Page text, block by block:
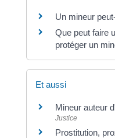
Un mineur
Que peut faire
protéger un
Et aussi
Mineur auteur
Justice
Prostitution,